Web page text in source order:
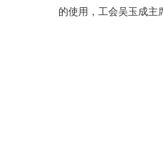
的使用，工会吴玉成主